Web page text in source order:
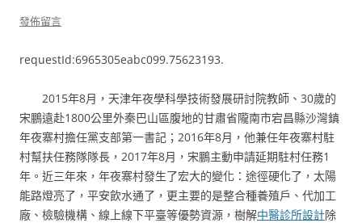
發佈留言
requestId:6965305eabc099.75623193.
2015年8月，天津年夜學科學技術發展研討院教師、30歲的
宋鵬遠赴1800公里外秦巴山區腹地的甘肅省隴南市宕昌縣沙灣鎮
年夜寨村擔任黨支部第一書記；2016年8月，他兼任年夜寨村駐
村幫扶任務隊隊長，2017年8月，宋鵬主動申請延期駐村任務1
年。近三年來，年夜寨村發生了宏大的變化：途徑硬化了，太陽
能路燈亮了，平安飲水通了，更主要的是整合種養殖戶、代加工
廠、檢驗機構、線上線下平臺等優勢資源，樹解中醫診所設計除